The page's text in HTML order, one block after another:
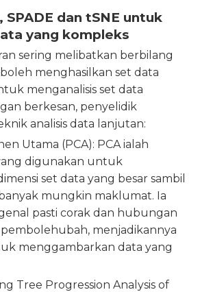
SPADE dan tSNE untuk
yang kompleks
sering melibatkan berbilang
menghasilkan set data
menganalisis set data
berkesan, penyelidik
analisis data lanjutan:
Utama (PCA): PCA ialah
digunakan untuk
set data yang besar sambil
mungkin maklumat. Ia
pasti corak dan hubungan
menjadikannya
menggambarkan data yang
Tree Progression Analysis of